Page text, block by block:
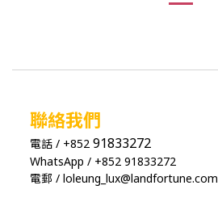
聯絡我們
電話 / +852 91833272
WhatsApp / +852 91833272
電郵 / loleung_lux@landfortune.com